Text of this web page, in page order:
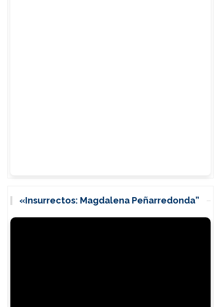
«Insurrectos: Magdalena Peñarredonda”